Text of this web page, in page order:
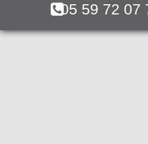
05 59 72 07